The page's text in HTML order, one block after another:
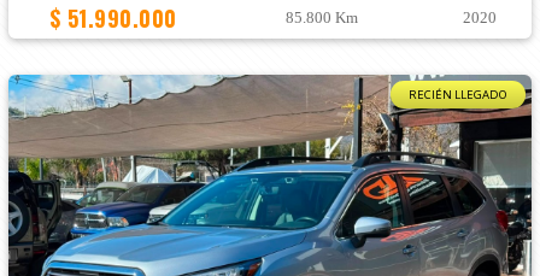
$ 51.990.000 85.800 Km 2020
RECIÉN LLEGADO